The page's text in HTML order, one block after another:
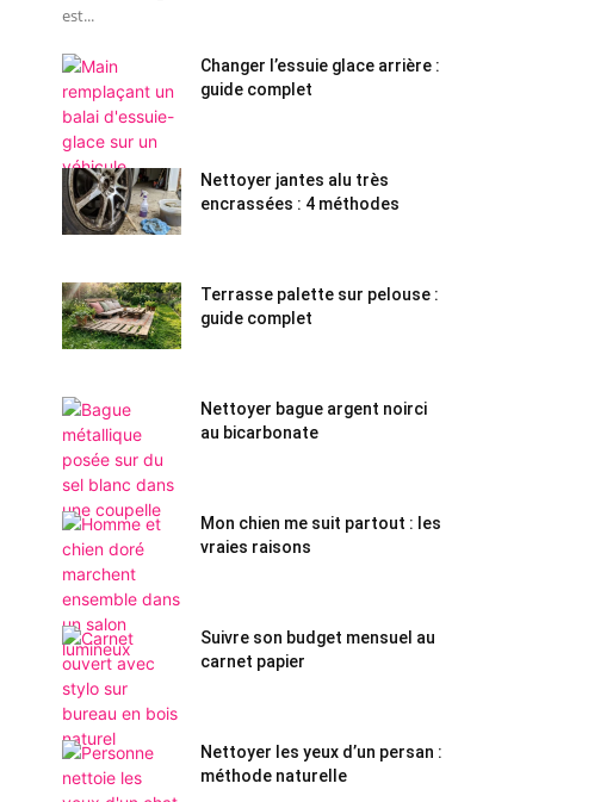
est...
Changer l’essuie glace arrière :
guide complet
Nettoyer jantes alu très
encrassées : 4 méthodes
Terrasse palette sur pelouse :
guide complet
Nettoyer bague argent noirci
au bicarbonate
Mon chien me suit partout : les
vraies raisons
Suivre son budget mensuel au
carnet papier
Nettoyer les yeux d’un persan :
méthode naturelle